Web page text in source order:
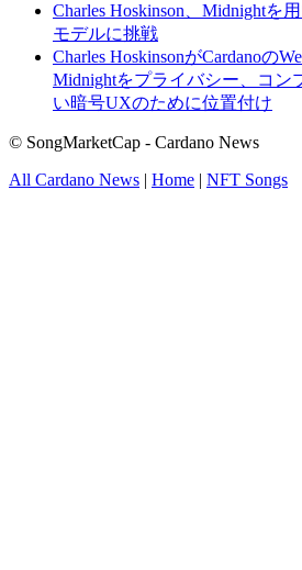
Charles Hoskinson、Midnightを
モデルに挑戦
Charles HoskinsonがCardanoの
Midnightをプライバシー、コン
い暗号UXのために位置付け
© SongMarketCap - Cardano News
All Cardano News | Home | NFT Songs